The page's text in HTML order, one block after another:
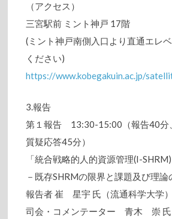
（アクセス）
三宮駅前 ミント神戸 17階
(ミント神戸南側入口より直通エレ
ください)
https://www.kobegakuin.ac.jp/
3.報告
第１報告 13:30-15:00（報告40分
質疑応答45分）
「統合戦略的人的資源管理(I-
－既存SHRMの限界と課題及び理論
報告者 崔 星宇 氏（流通科学大学）
司会・コメンテーター 青木 崇 氏